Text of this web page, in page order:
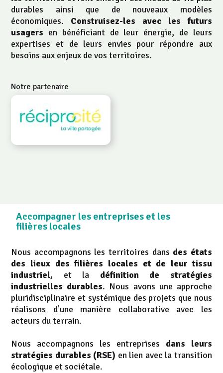
durables ainsi que de nouveaux modèles
économiques. Construisez-les avec les futurs
usagers en bénéficiant de leur énergie, de leurs
expertises et de leurs envies pour répondre aux
besoins aux enjeux de vos territoires.
Notre partenaire
RECIPRO-CITE.COM
Accompagner les entreprises et les
filières locales
Nous accompagnons les territoires dans des états
des lieux des filières locales et de leur tissu
industriel, et la définition de stratégies
industrielles durables. Nous avons une approche
pluridisciplinaire et systémique des projets que nous
réalisons d’une manière collaborative avec les
acteurs du terrain.
Nous accompagnons les entreprises dans leurs
stratégies durables (RSE) en lien avec la transition
écologique et sociétale.